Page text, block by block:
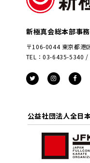
新極真会総本部事
〒106-0044 東京都港
TEL：03-6435-5340 /
公益社団法人全日